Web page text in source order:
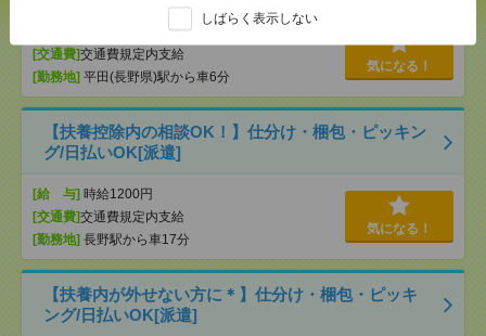
しばらく表示しない
[交通費]交通費規定内支給
[勤務地] 平田(長野県)駅から車6分
気になる！
【扶養控除内の相談OK！】仕分け・梱包・ピッキン
グ/日払いOK[派遣]
[給 与] 時給1200円
[交通費]交通費規定内支給
[勤務地] 長野駅から車17分
気になる！
【扶養内が外せない方に＊】仕分け・梱包・ピッキ
ング/日払いOK[派遣]